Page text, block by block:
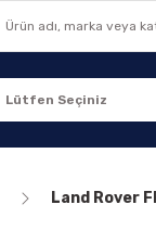
Land Rover